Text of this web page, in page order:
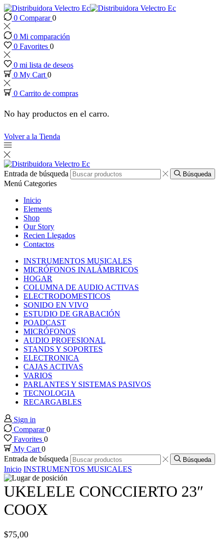
panel
panel
paketleri
panel
panel
panel
panel
panel
panel
panel
panel
panel
panel
panel
panel
panel
0 Comparar0
0 Mi comparación
0 Favorites 0
0 mi lista de deseos
0 My Cart 0
0 Carrito de compras
No hay productos en el carro.
Volver a la Tienda
Entrada de búsqueda Búsqueda
Menú Categories
Inicio
Elements
Shop
Our Story
Recien Llegados
Contactos
INSTRUMENTOS MUSICALES
MICRÓFONOS INALÁMBRICOS
HOGAR
COLUMNA DE AUDIO ACTIVAS
ELECTRODOMESTICOS
SONIDO EN VIVO
ESTUDIO DE GRABACIÓN
POADCAST
MICRÓFONOS
AUDIO PROFESIONAL
STANDS Y SOPORTES
ELECTRONICA
CAJAS ACTIVAS
VARIOS
PARLANTES Y SISTEMAS PASIVOS
TECNOLOGIA
RECARGABLES
Sign in
Comparar0
Favorites 0
My Cart0
Entrada de búsqueda
Búsqueda
Inicio INSTRUMENTOS MUSICALES
UKELELE CONCCIERTO 23″
COOX
$75,00